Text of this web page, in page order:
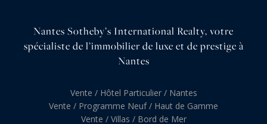
Nantes Sotheby’s International Realty, votre
spécialiste de l’immobilier de luxe et de prestige à
Nantes
Vente / Hôtel Particulier / Nantes
Vente / Programme Neuf / Haut de Gamme
Vente / Villas / Bord de Mer